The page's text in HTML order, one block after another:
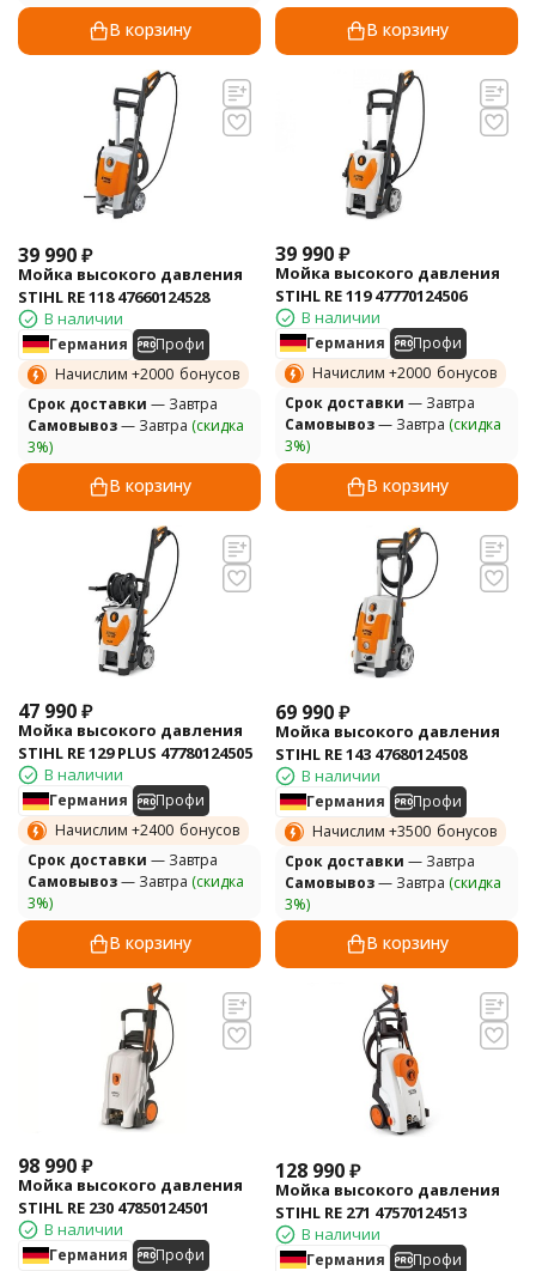
В корзину В корзину
39 990₽
Мойка высокого давления
STIHL RE 118 47660124528
В наличии
Германия
Профи
Начислим +2000 бонусов
Cрок доставки — Завтра
Самовывоз— Завтра (скидка
3%)
В корзину
39 990₽
Мойка высокого давления
STIHL RE 119 47770124506
В наличии
Германия
Профи
Начислим +2000 бонусов
Cрок доставки — Завтра
Самовывоз— Завтра (скидка
3%)
В корзину
47 990₽
Мойка высокого давления
STIHL RE 129 PLUS 47780124505
В наличии
Германия
Профи
Начислим +2400 бонусов
Cрок доставки — Завтра
Самовывоз— Завтра (скидка
3%)
В корзину
69 990₽
Мойка высокого давления
STIHL RE 143 47680124508
В наличии
Германия
Профи
Начислим +3500 бонусов
Cрок доставки — Завтра
Самовывоз— Завтра (скидка
3%)
В корзину
98 990₽
Мойка высокого давления
STIHL RE 230 47850124501
В наличии
Германия
Профи
128 990₽
Мойка высокого давления
STIHL RE 271 47570124513
В наличии
Германия
Профи